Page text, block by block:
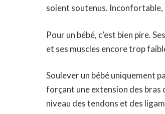
soient soutenus. Inconfortable,
Pour un bébé, c’est bien pire.
et ses muscles encore trop
Soulever un bébé uniquement
forçant une extension des bras
niveau des tendons et des